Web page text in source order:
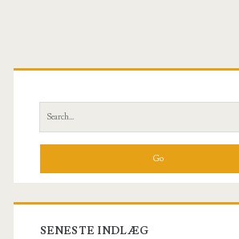
Primary
Sidebar
Search
for:
SENESTE INDLÆG